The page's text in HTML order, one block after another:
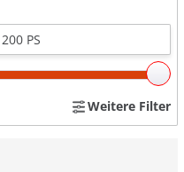
Weitere Filter